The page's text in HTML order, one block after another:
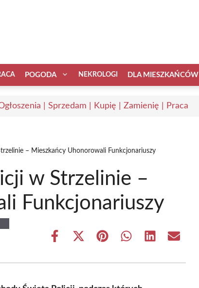
POGODA NEKROLOGI DLA MIESZKAŃCÓW
| Sprzedam | Kupię | Zamienię | Praca
– Mieszkańcy Uhonorowali Funkcjonariuszy
w Strzelinie –
Funkcjonariuszy
Share
Share
(Twitter)
Share Share Share Share